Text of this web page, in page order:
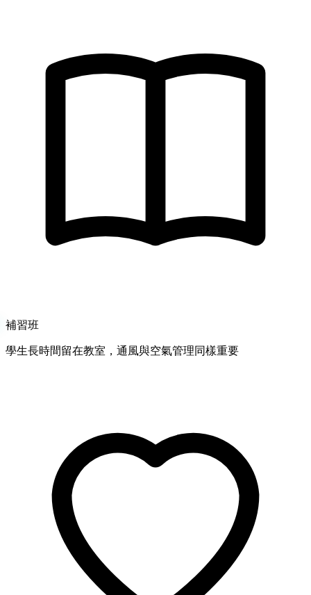
補習班
學生長時間留在教室，通風與空氣管理同樣重要